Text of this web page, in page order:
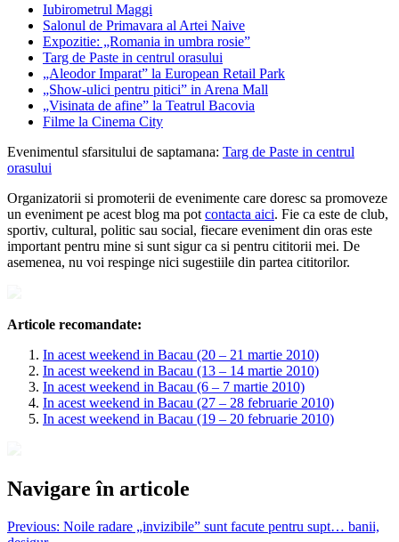
Iubirometrul Maggi
Salonul de Primavara al Artei Naive
Expozitie: „Romania in umbra rosie”
Targ de Paste in centrul orasului
„Aleodor Imparat” la European Retail Park
„Show-ulici pentru pitici” in Arena Mall
„Visinata de afine” la Teatrul Bacovia
Filme la Cinema City
Evenimentul sfarsitului de saptamana: Targ de Paste in centrul
orasului
Organizatorii si promoterii de evenimente care doresc sa promoveze
un eveniment pe acest blog ma pot contacta aici. Fie ca este de club,
sportiv, cultural, politic sau social, fiecare eveniment din oras este
important pentru mine si sunt sigur ca si pentru cititorii mei. De
asemenea, nu voi respinge nici sugestiile din partea cititorilor.
Articole recomandate:
In acest weekend in Bacau (20 – 21 martie 2010)
In acest weekend in Bacau (13 – 14 martie 2010)
In acest weekend in Bacau (6 – 7 martie 2010)
In acest weekend in Bacau (27 – 28 februarie 2010)
In acest weekend in Bacau (19 – 20 februarie 2010)
Navigare în articole
Previous: Noile radare „invizibile” sunt facute pentru supt… banii,